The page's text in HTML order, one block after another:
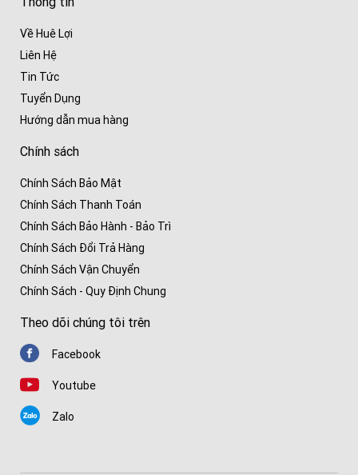
CÔNG TY TNHH THIẾT BỊ Y TẾ HUÊ LỢI
MST/ĐKKD/QĐTL: 0700786967
Giám đốc: Hoàng Minh Lợi
Thông tin
Về Huê Lợi
Liên Hệ
Tin Tức
Tuyển Dụng
Hướng dẫn mua hàng
Chính Sách Bảo Mật